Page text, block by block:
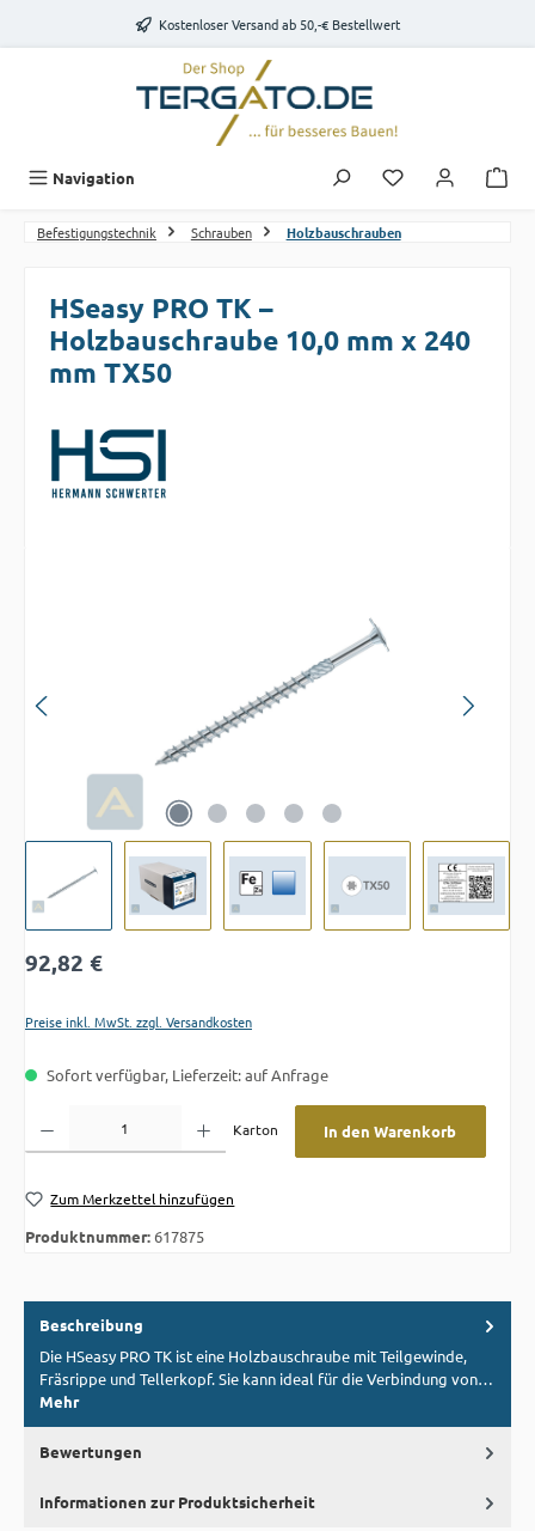
Zum Hauptinhalt springenKostenloser Versand ab 50,-€ Bestellwert
Navigation Du hast 0
Befestigungstechnik Schrauben Holzbauschrauben
HSeasy PRO TK –
Holzbauschraube 10,0 mm x 240
mm TX50
Regulärer Preis:
92,82 €
Preise inkl. MwSt. zzgl. Versandkosten
Sofort verfügbar, Lieferzeit: auf Anfrage
Karton
In den Warenkorb
Zum Merkzettel hinzufügen
Produktnummer:617875
Beschreibung
Die HSeasy PRO TK ist eine Holzbauschraube mit Teilgewinde,
Fräsrippe und Tellerkopf. Sie kann ideal für die Verbindung von…
Mehr
Bewertungen
Informationen zur Produktsicherheit